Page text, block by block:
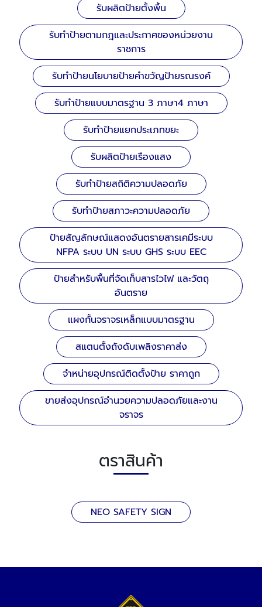
รับผลิตป้ายตั้งพื้น
รับทำป้ายตามกฎและประกาศของหน่วยงาน
ราชการ
รับทำป้ายนโยบายป้ายคำขวัญป้ายรณรงค์
รับทำป้ายแบบมาตรฐาน 3 ภาษา4 ภาษา
รับทำป้ายแยกประเภทขยะ
รับผลิตป้ายเรืองแสง
รับทำป้ายสถิติความปลอดภัย
รับทำป้ายสภาวะความปลอดภัย
ป้ายสัญลักษณ์แสดงอันตรายสารเคมีระบบ
NFPA ระบบ UN ระบบ GHS ระบบ EEC
ป้ายสำหรับพื้นที่จัดเก็บสารไวไฟ และวัตถุ
อันตราย
แผงกั้นจราจรเหล็กแบบมาตรฐาน
สแตนตั้งถังดับเพลิงราคาส่ง
จำหน่ายอุปกรณ์ติดตั้งป้าย ราคาถูก
ขายส่งอุปกรณ์อำนวยความปลอดภัยและงาน
จราจร
ตราสินค้า
NEO SAFETY SIGN